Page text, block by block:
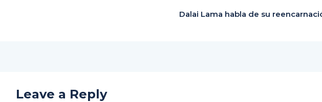
Dalai Lama habla de su
Leave a Reply